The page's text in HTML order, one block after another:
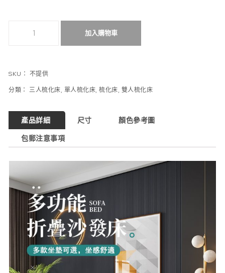
加入購物車
SKU： 不提供
分類：三人梳化床, 單人梳化床,梳化床, 雙人梳化床
產品詳細 尺寸
顏色參考圖
包郵注意事項